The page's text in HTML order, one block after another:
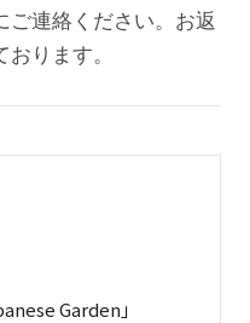
ご連絡ください。お返
ります。
Garden」